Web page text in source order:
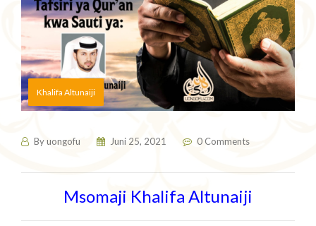
Khalifa Altunaiji
Byuongofu Juni 25, 2021 0 Comments
Msomaji Khalifa Altunaiji